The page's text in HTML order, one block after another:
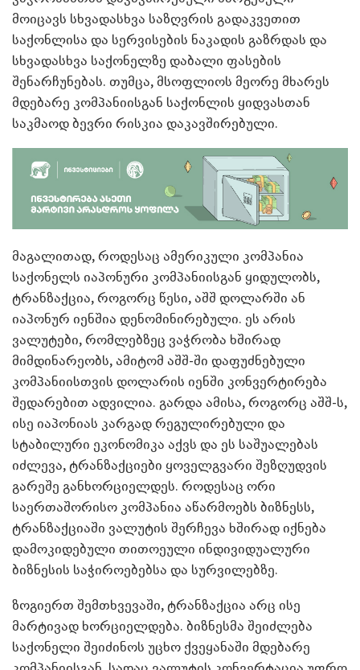
მოიცავს სხვადასხვა საზღვრის გადაკვეთით
საქონლისა და სერვისების ნაკადის გაზრდას და
სხვადასხვა საქონელზე დაბალი ფასების
შენარჩუნებას. თუმცა, მსოფლიოს მეორე მხარეს
მდებარე კომპანიისგან საქონლის ყიდვასთან
საკმაოდ ბევრი რისკია დაკავშირებული.
მაგალითად, როდესაც ამერიკული კომპანია
საქონელს იაპონური კომპანიისგან ყიდულობს,
ტრანზაქცია, როგორც წესი, აშშ დოლარში ან
იაპონურ იენშია დენომინირებული. ეს არის
ვალუტები, რომლებზეც ვაჭრობა ხშირად
მიმდინარეობს, ამიტომ აშშ-ში დაფუძნებული
კომპანიისთვის დოლარის იენში კონვერტირება
შედარებით ადვილია. გარდა ამისა, როგორც აშშ-ს,
ისე იაპონიას კარგად რეგულირებული და
სტაბილური ეკონომიკა აქვს და ეს საშუალებას
იძლევა, ტრანზაქციები ყოველგვარი შეზღუდვის
გარეშე განხორციელდეს. როდესაც ორი
საერთაშორისო კომპანია აწარმოებს ბიზნესს,
ტრანზაქციაში ვალუტის შერჩევა ხშირად იქნება
დამოკიდებული თითოეული ინდივიდუალური
ბიზნესის საჭიროებებსა და სურვილებზე.
ზოგიერთ შემთხვევაში, ტრანზაქცია არც ისე
მარტივად ხორციელდება. ბიზნესმა შეიძლება
საქონელი შეიძინოს უცხო ქვეყანაში მდებარე